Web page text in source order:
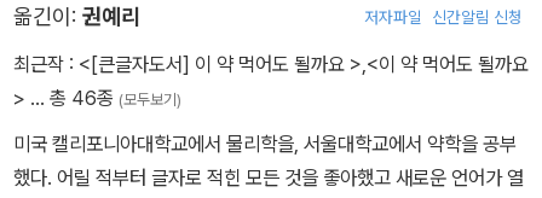
다.
사의(見利思義)다. 항상 이러한 자세로 살아가려 노력하고 있다.
옮긴이: 권예리 저자파일 신간알림 신청
최근작 : <[큰글자도서] 이 약 먹어도 될까요 >,<이 약 먹어도 될까요
> … 총 46종 (모두보기)
미국 캘리포니아대학교에서 물리학을, 서울대학교에서 약학을 공부
했다. 어릴 적부터 글자로 적힌 모든 것을 좋아했고 새로운 언어가 열